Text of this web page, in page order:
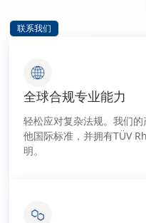
联系我们
全球合规专业能力
轻松应对复杂法规。我们
他国际标准，并拥有TÜV
明。